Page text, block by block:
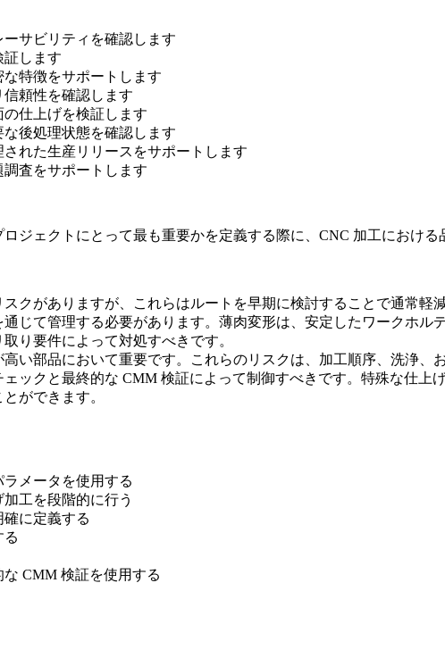
サビリティを確認します
証します
特徴をサポートします
頼性を確認します
仕上げを検証します
後処理状態を確認します
れた生産リリースをサポートします
査をサポートします
ジェクトにとって最も重要かを定義する際に、 CNC 加工における
クがありますが、これらはルートを早期に検討することで通常
じて管理する必要があります。薄肉変形は、安定したワークホル
り要件によって対処すべきです。
い部品において重要です。これらのリスクは、加工順序、洗浄、
ックと最終的な CMM 検証によって制御すべきです。特殊な仕上
ができます。
メータを使用する
工を段階的に行う
に定義する
る
CMM 検証を使用する